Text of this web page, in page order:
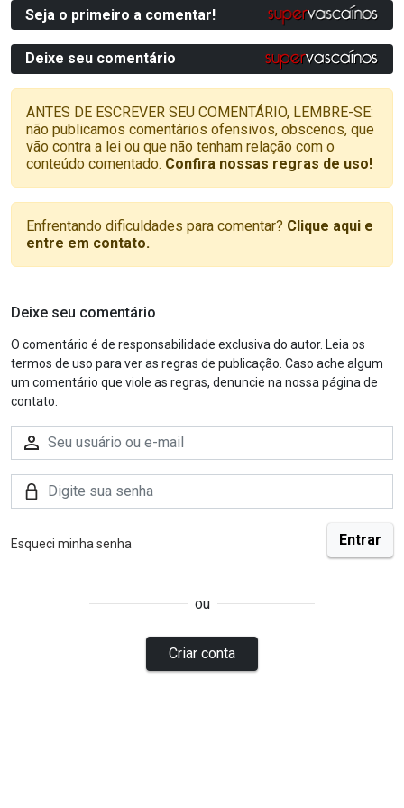
Seja o primeiro a comentar!
Deixe seu comentário
ANTES DE ESCREVER SEU COMENTÁRIO, LEMBRE-SE:
não publicamos comentários ofensivos, obscenos, que
vão contra a lei ou que não tenham relação com o
conteúdo comentado. Confira nossas regras de uso!
Enfrentando dificuldades para comentar? Clique aqui e
entre em contato.
Deixe seu comentário
O comentário é de responsabilidade exclusiva do autor. Leia os
termos de uso para ver as regras de publicação. Caso ache algum
um comentário que viole as regras, denuncie na nossa página de
contato.
Esqueci minha senha
ou
Criar conta